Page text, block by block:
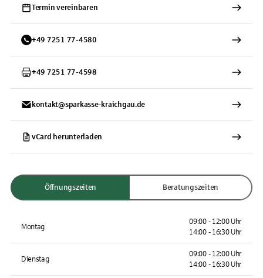
Termin vereinbaren
+49 7251 77-4580
+49 7251 77-4598
kontakt@sparkasse-kraichgau.de
vCard herunterladen
Öffnungszeiten Beratungszeiten
Montag
09:00 - 12:00 Uhr
14:00 - 16:30 Uhr
Dienstag
09:00 - 12:00 Uhr
14:00 - 16:30 Uhr